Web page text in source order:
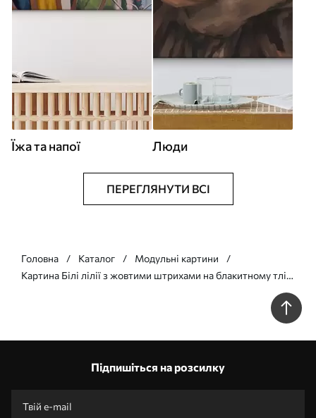
Їжа та напої Люди
ПЕРЕГЛЯНУТИ ВСІ
Головна Каталог
Модульні картини
Картина Білі лілії з жовтими штрихами на блакитному тлі
Підпишіться на розсилку